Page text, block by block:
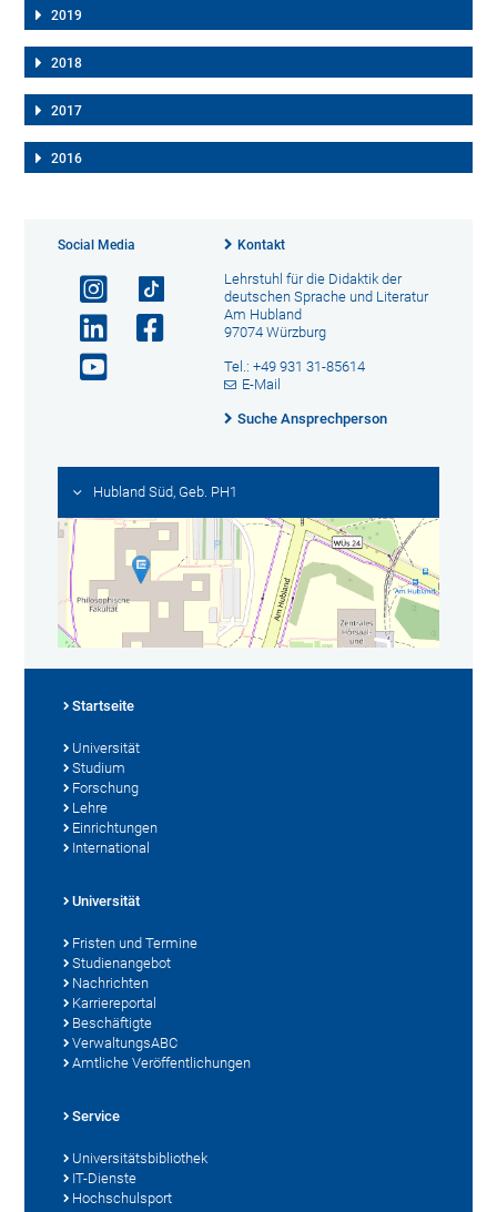
2019
2018
2017
2016
Social Media Kontakt
Lehrstuhl für die Didaktik der
deutschen Sprache und Literatur
Am Hubland
97074 Würzburg
Tel.: +49 931 31-85614
E-Mail
Suche Ansprechperson
Hubland Süd, Geb. PH1
Startseite
Universität
Studium
Forschung
Lehre
Einrichtungen
International
Universität
Fristen und Termine
Studienangebot
Nachrichten
Karriereportal
Beschäftigte
VerwaltungsABC
Amtliche Veröffentlichungen
Service
Universitätsbibliothek
IT-Dienste
Hochschulsport